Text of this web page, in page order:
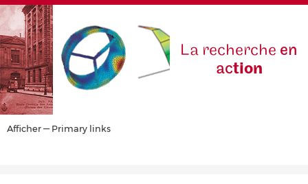
La recherche en
action
Primary
Afficher — Primary links